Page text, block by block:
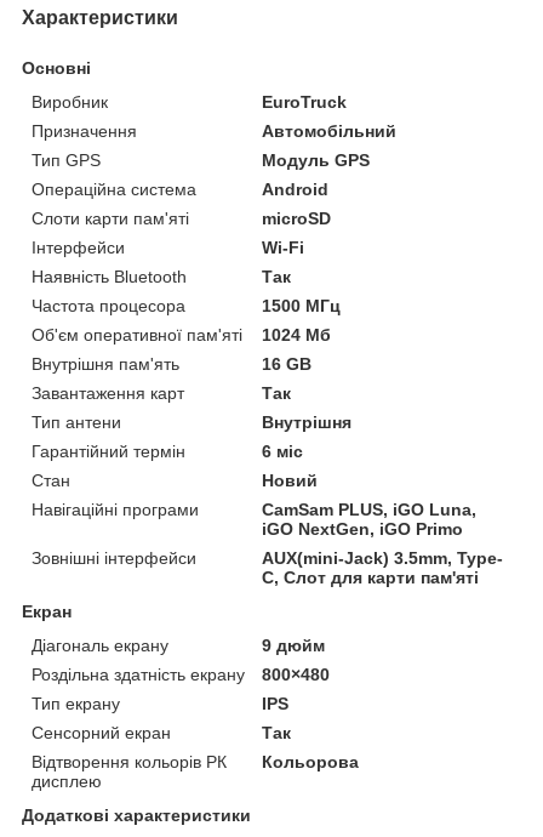
Характеристики
Основні
Виробник
EuroTruck
Призначення
Автомобільний
Тип GPS
Модуль GPS
Операційна система
Android
Слоти карти пам'яті
microSD
Інтерфейси
Wi-Fi
Наявність Bluetooth
Так
Частота процесора
1500 МГц
Об'єм оперативної пам'яті
1024 Мб
Внутрішня пам'ять
16 GB
Завантаження карт
Так
Тип антени
Внутрішня
Гарантійний термін
6 міс
Стан
Новий
Навігаційні програми
CamSam PLUS, iGO Luna,
iGO NextGen, iGO Primo
Зовнішні інтерфейси
AUX(mini-Jack) 3.5mm, Type-
C, Слот для карти пам'яті
Екран
Діагональ екрану
9 дюйм
Роздільна здатність екрану
800×480
Тип екрану
IPS
Сенсорний екран
Так
Відтворення кольорів РК
дисплею
Кольорова
Додаткові характеристики